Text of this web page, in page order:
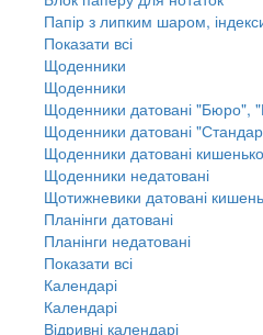
Папір з липким шаром,
Показати всі
Щоденники
Щоденники
Щоденники датовані "Бюро",
Щоденники датовані
Щоденники датовані
Щоденники недатовані
Щотижневики датовані
Планінги датовані
Планінги недатовані
Показати всі
Календарі
Календарі
Відривні календарі